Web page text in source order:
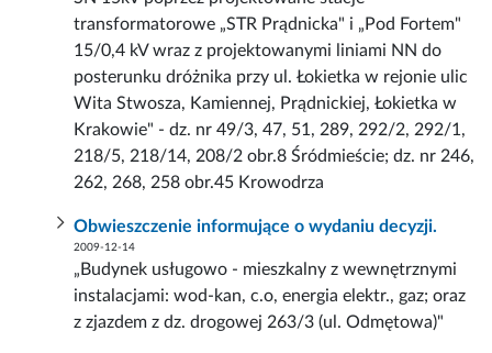
transformatorowe „STR Prądnicka" i „Pod Fortem"
15/0,4 kV wraz z projektowanymi liniami NN do
posterunku dróżnika przy ul. Łokietka w rejonie ulic
Wita Stwosza, Kamiennej, Prądnickiej, Łokietka w
Krakowie" - dz. nr 49/3, 47, 51, 289, 292/2, 292/1,
218/5, 218/14, 208/2 obr.8 Śródmieście; dz. nr 246,
262, 268, 258 obr.45 Krowodrza
Obwieszczenie informujące o wydaniu decyzji.
2009-12-14
„Budynek usługowo - mieszkalny z wewnętrznymi
instalacjami: wod-kan, c.o, energia elektr., gaz; oraz
z zjazdem z dz. drogowej 263/3 (ul. Odmętowa)"